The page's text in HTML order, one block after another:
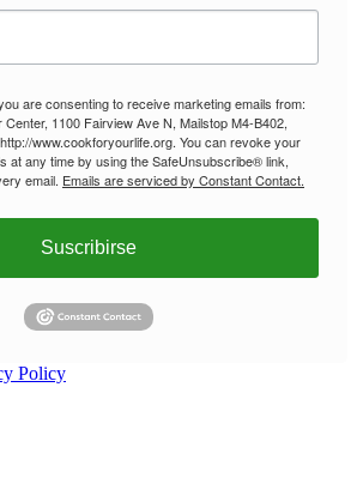
are consenting to receive marketing emails from:
1100 Fairview Ave N, Mailstop M4-B402,
www.cookforyourlife.org. You can revoke your
at any time by using the SafeUnsubscribe® link,
email. Emails are serviced by Constant Contact.
Suscribirse
Policy